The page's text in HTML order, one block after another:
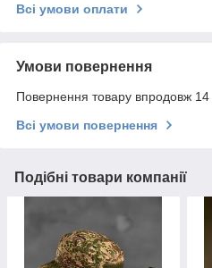
Всі умови оплати
Умови повернення
Повернення товару впродовж 14
Всі умови повернення
Подібні товари компанії